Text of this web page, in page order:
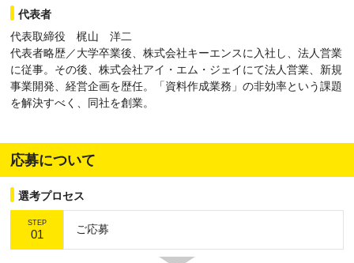
代表者
代表取締役 梶山 洋二
代表者略歴／大学卒業後、株式会社キーエンスに入社し、法人営業
に従事。その後、株式会社アイ・エム・ジェイにて法人営業、新規
事業開発、経営企画を歴任。「資料作成業務」の非効率という課題
を解決すべく、同社を創業。
応募について
選考プロセス
STEP
01 ご応募